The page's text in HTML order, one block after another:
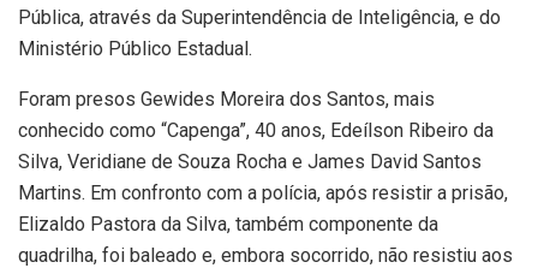
Pública, através da Superintendência de Inteligência, e do
Ministério Público Estadual.
Foram presos Gewides Moreira dos Santos, mais
conhecido como “Capenga”, 40 anos, Edeílson Ribeiro da
Silva, Veridiane de Souza Rocha e James David Santos
Martins. Em confronto com a polícia, após resistir a prisão,
Elizaldo Pastora da Silva, também componente da
quadrilha, foi baleado e, embora socorrido, não resistiu aos